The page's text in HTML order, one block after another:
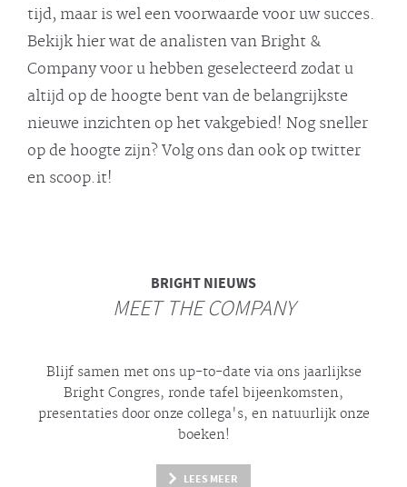
tijd, maar is wel een voorwaarde voor uw succes.
Bekijk hier wat de analisten van Bright &
Company voor u hebben geselecteerd zodat u
altijd op de hoogte bent van de belangrijkste
nieuwe inzichten op het vakgebied! Nog sneller
op de hoogte zijn? Volg ons dan ook op twitter
en scoop.it!
BRIGHTNIEUWS
MEET THE COMPANY
Blijf samen met ons up-to-date via ons jaarlijkse
Bright Congres, ronde tafel bijeenkomsten,
presentaties door onze collega's, en natuurlijk onze
boeken!
LEES MEER